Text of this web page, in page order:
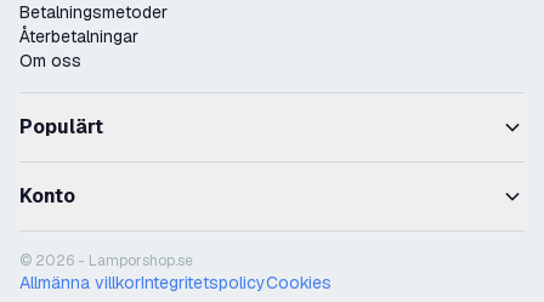
Betalningsmetoder
Återbetalningar
Om oss
Populärt
Konto
© 2026 - Lamporshop.se
Allmänna villkorIntegritetspolicyCookies